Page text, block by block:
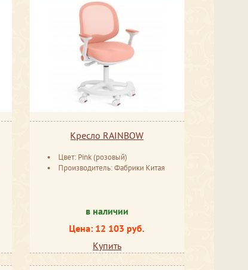
Кресло RAINBOW
Цвет: Рink (розовый)
Производитель: Фабрики Китая
в наличии
Цена: 12 103 руб.
Купить